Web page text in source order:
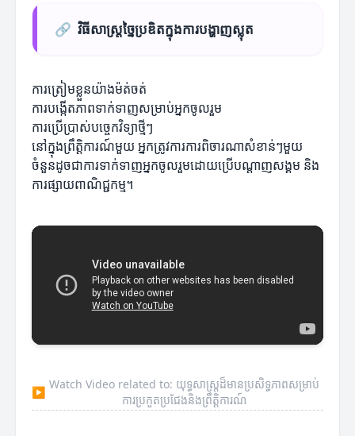
🔗 វិធីសាស្ត្រច្នៃប្រឌិតក្នុងការបង្ហាញស្លុត
ការត្រៀមខ្លួនយ៉ាងម៉ត់ចត់
ការបង្កើតភាពទាក់ទាញសម្រាប់អ្នកចូលរួម
ការប្រើប្រាស់បច្ចេកវិទ្យាថ្មីៗ
នៅក្នុងព្រឹត្តិការណ៍មួយ អ្នកត្រូវការការពិចារណាសំខាន់ៗមួយ
ចំនួនដូចជាការទាក់ទាញអ្នកចូលរួមដោយប្រើបណ្តាញសង្គម និង
ការផ្សាយពាណិជ្ជកម្ម។
▶
Watch Video related to: យុទ្ធសាស្ត្រដ៏មានប្រសិទ្ធភាពសម្រាប់
ការប្រកួតប្រជែងនិងព្រឹត្តិការណ៍